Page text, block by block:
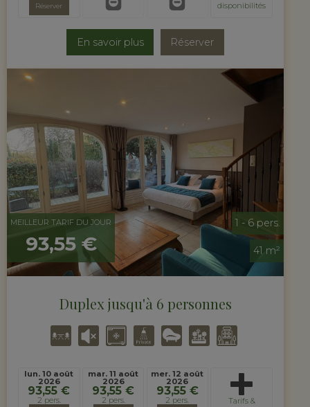
Réserver
disponibilités
En savoir plus Réserver
1 - 6 pers.
41 m²
MEILLEUR TARIF DU JOUR
93,55 €
Duplex jusqu'à 6 personnes
lun. 10 août
2026
93,55 €
2 pers.
mar. 11 août
2026
93,55 €
2 pers.
mer. 12 août
2026
93,55 €
2 pers. Tarifs &